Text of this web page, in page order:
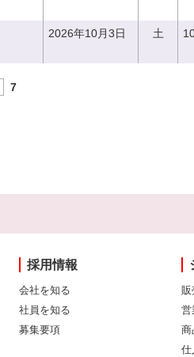
2026年10月3日 土
7
採用情報
会社を知る
社員を知る
募集要項
販
営
商
仕